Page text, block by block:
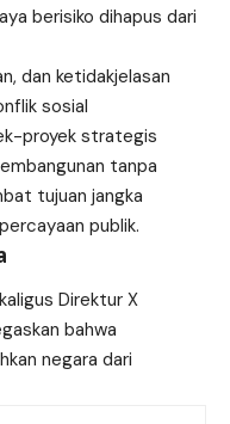
berisiko dihapus dari
dan ketidakjelasan
sosial
proyek strategis
tanpa
tujuan jangka
publik.
Direktur X
bahwa
negara dari